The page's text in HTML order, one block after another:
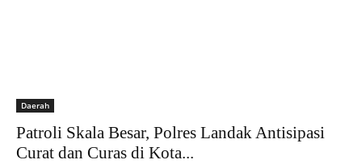
Daerah
Patroli Skala Besar, Polres Landak Antisipasi
Curat dan Curas di Kota...